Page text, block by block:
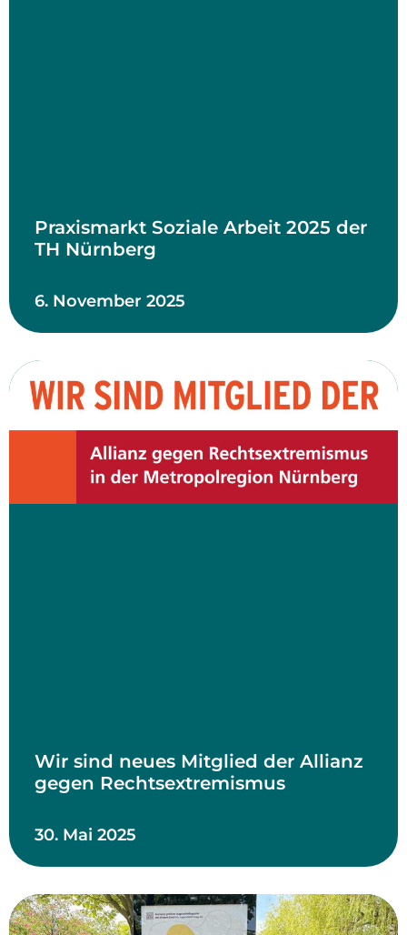
Praxismarkt Soziale Arbeit 2025 der
TH Nürnberg
6. November 2025
Wir sind neues Mitglied der Allianz
gegen Rechtsextremismus
30. Mai 2025